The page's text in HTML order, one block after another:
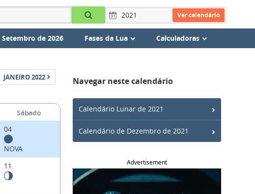
Ver calendário
Setembro de 2026 Fases da Lua Calculadoras
JANEIRO2022
Sábado
04
NOVA
11
Navegar neste calendário
Calendário Lunar de 2021
Calendário de Dezembro de 2021
Advertisement